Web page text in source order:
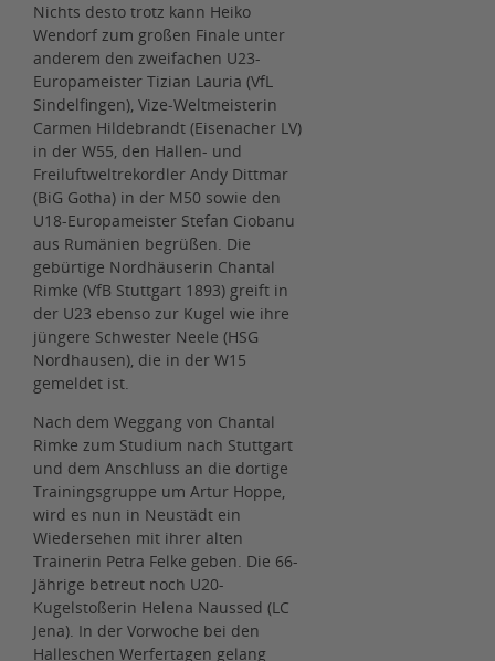
Nichts desto trotz kann Heiko
Wendorf zum großen Finale unter
anderem den zweifachen U23-
Europameister Tizian Lauria (VfL
Sindelfingen), Vize-Weltmeisterin
Carmen Hildebrandt (Eisenacher LV)
in der W55, den Hallen- und
Freiluftweltrekordler Andy Dittmar
(BiG Gotha) in der M50 sowie den
U18-Europameister Stefan Ciobanu
aus Rumänien begrüßen. Die
gebürtige Nordhäuserin Chantal
Rimke (VfB Stuttgart 1893) greift in
der U23 ebenso zur Kugel wie ihre
jüngere Schwester Neele (HSG
Nordhausen), die in der W15
gemeldet ist.
Nach dem Weggang von Chantal
Rimke zum Studium nach Stuttgart
und dem Anschluss an die dortige
Trainingsgruppe um Artur Hoppe,
wird es nun in Neustädt ein
Wiedersehen mit ihrer alten
Trainerin Petra Felke geben. Die 66-
Jährige betreut noch U20-
Kugelstoßerin Helena Naussed (LC
Jena). In der Vorwoche bei den
Halleschen Werfertagen gelang